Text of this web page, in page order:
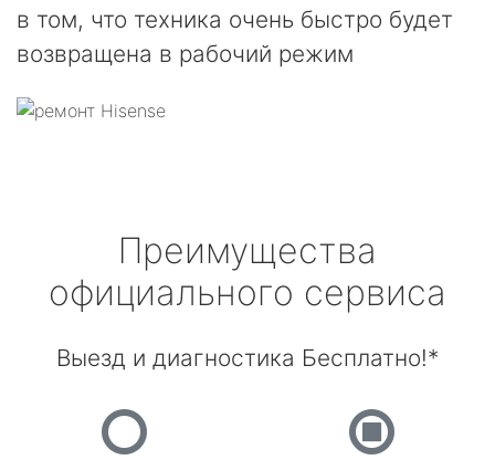
в том, что техника очень быстро будет
возвращена в рабочий режим
Преимущества
официального сервиса
Выезд и диагностика Бесплатно!*